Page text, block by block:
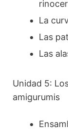
La
Las
Las
Unidad 5:
amigurumis